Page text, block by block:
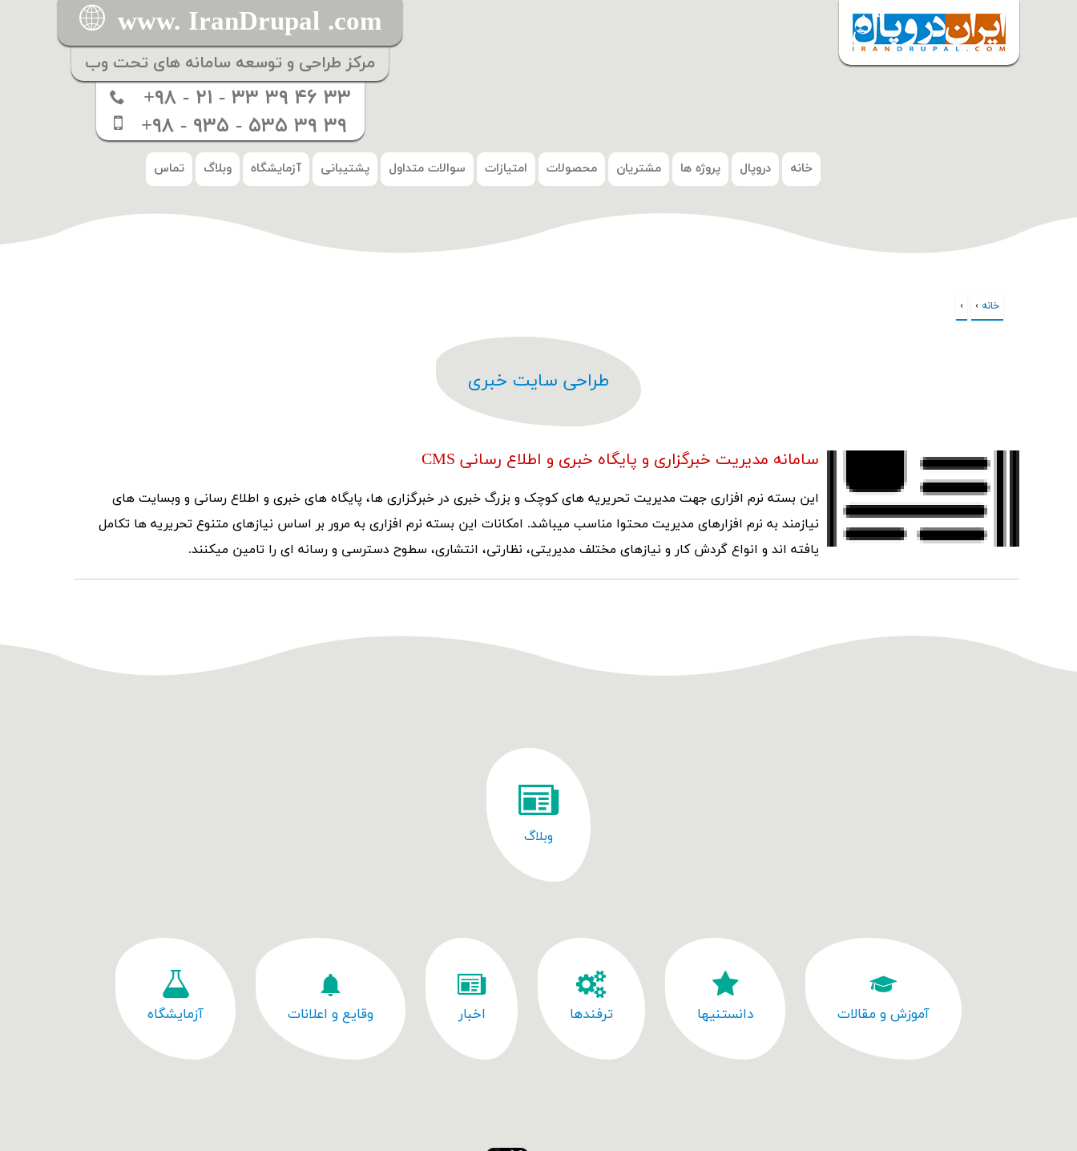
www. IranDrupal .com
مرکز طراحی و توسعه سامانه های تحت وب
+۹۸ - ۲۱ - ۳۳ ۳۹ ۴۶ ۳۳
+۹۸ - ۹۳۵ - ۵۳۵ ۳۹ ۳۹
خانه دروپال پروژه ها مشتریان محصولات امتیازات سوالات متداول پشتیبانی آزمایشگاه وبلاگ تماس
شما اینجا هستید
خانه ›
›
طراحی سایت خبری
سامانه مدیریت خبرگزاری و پایگاه خبری و اطلاع رسانی CMS
این بسته نرم افزاری جهت مدیریت تحریریه های کوچک و بزرگ خبری در خبرگزاری ها، پایگاه های خبری و اطلاع رسانی و وبسایت های
نیازمند به نرم افزارهای مدیریت محتوا مناسب میباشد. امکانات این بسته نرم افزاری به مرور بر اساس نیازهای متنوع تحریریه ها تکامل
یافته اند و انواع گردش کار و نیازهای مختلف مدیریتی، نظارتی، انتشاری، سطوح دسترسی و رسانه ای را تامین میکنند.
وبلاگ
آموزش و مقالات دانستنیها ترفندها اخبار وقایع و اعلانات آزمایشگاه